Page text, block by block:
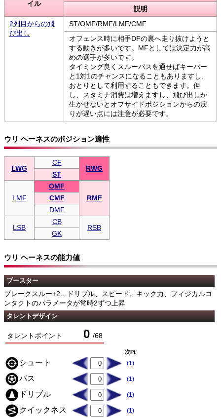
イル
説明
2列目からの飛
び出し
ST/OMF/RMF/LMF/CMF
オフェンス時に相手DFの裏へ走り抜けようと
する動きが多いです。MFとしては決定力が高
めの選手が多いです。
タイミング良くスルーパスを通せばキーパー
と1対1のチャンスになることもありますし、
おとりとして利用することもできます。但
し、スタミナ消費は増えますし、飛び出しが
生かせないとオフサイドポジションからの戻
りが遅い点には注意が必要です。
ウリ ヘーネスのポジション適性
LWG
CF
RWG
ST
LMF
OMF
RMF
CMF
DMF
LSB
CB
RSB
GK
ウリ ヘーネスの能力値
ブースター
ブレークスルー+2…ドリブル、スピード、キック力、フィジカルコ
ンタクトのパラメータが常時2ずつ上昇
タレントデザイン
タレントポイント 0 /68
次Pt
シュート (1)
パス (1)
ドリブル (1)
クイックネス (1)